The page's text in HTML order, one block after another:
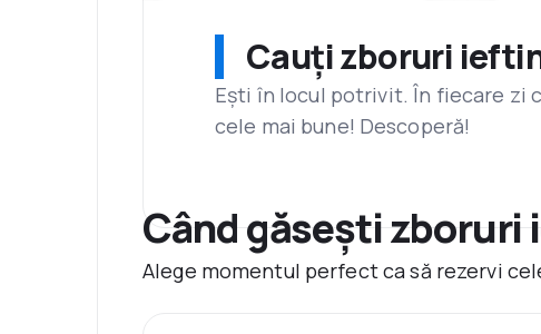
Cauți zboruri
Ești în locul potrivit. În fiecare zi
cele mai bune! Descoperă!
Când găsești zboruri
Alege momentul perfect ca să rezervi